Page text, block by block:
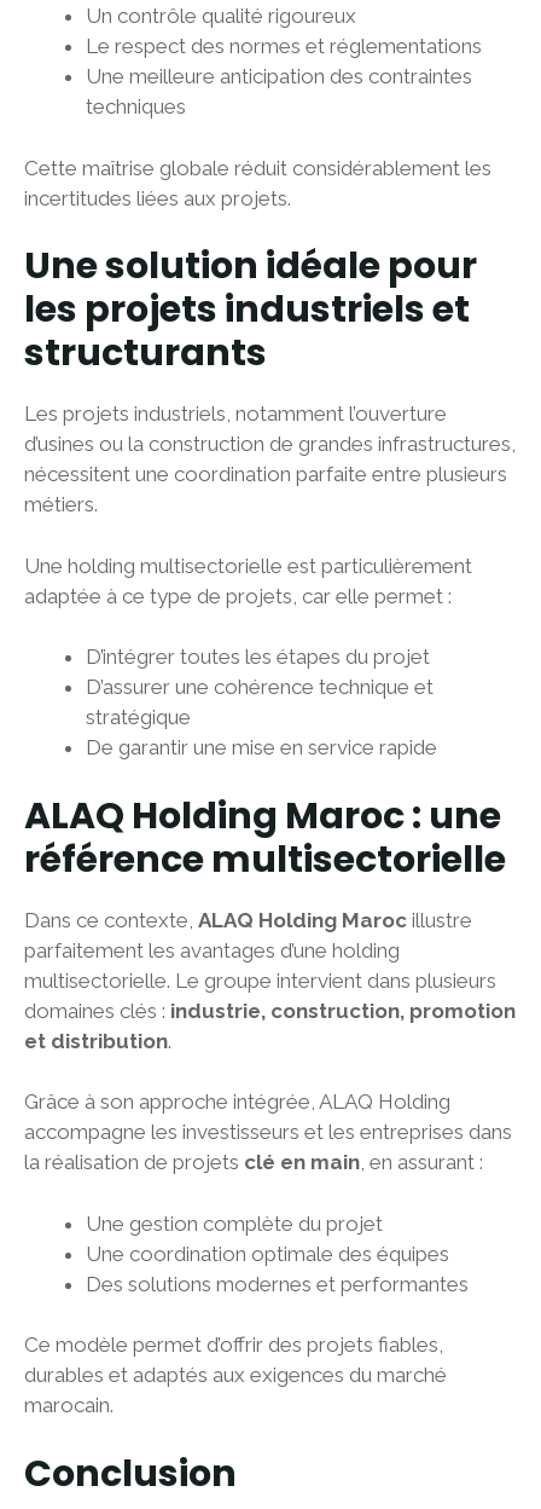
Un contrôle qualité rigoureux
Le respect des normes et réglementations
Une meilleure anticipation des contraintes
techniques
Cette maîtrise globale réduit considérablement les
incertitudes liées aux projets.
Une solution idéale pour
les projets industriels et
structurants
Les projets industriels, notamment l’ouverture
d’usines ou la construction de grandes infrastructures,
nécessitent une coordination parfaite entre plusieurs
métiers.
Une holding multisectorielle est particulièrement
adaptée à ce type de projets, car elle permet :
D’intégrer toutes les étapes du projet
D’assurer une cohérence technique et
stratégique
De garantir une mise en service rapide
ALAQ Holding Maroc : une
référence multisectorielle
Dans ce contexte, ALAQ Holding Maroc illustre
parfaitement les avantages d’une holding
multisectorielle. Le groupe intervient dans plusieurs
domaines clés : industrie, construction, promotion
et distribution.
Grâce à son approche intégrée, ALAQ Holding
accompagne les investisseurs et les entreprises dans
la réalisation de projets clé en main, en assurant :
Une gestion complète du projet
Une coordination optimale des équipes
Des solutions modernes et performantes
Ce modèle permet d’offrir des projets fiables,
durables et adaptés aux exigences du marché
marocain.
Conclusion